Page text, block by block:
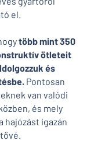
el.
több mint 350
ötleteit
és
Pontosan
van valódi
és mely
hajózást igazán